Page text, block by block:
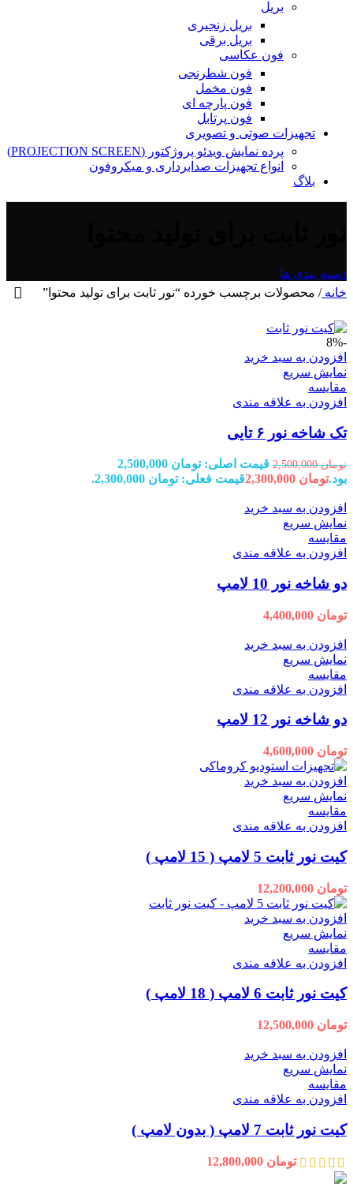
بریل
بریل زنجیری
بریل برقی
فون عکاسی
فون شطرنجی
فون مخمل
فون پارچه ای
فون پرتابل
تجهیزات صوتی و تصویری
پرده نمایش ویدئو پروژکتور (PROJECTION SCREEN)
انواع تجهیزات صدابرداری و میکروفون
بلاگ
دسته بندی ها
خانه/ محصولات برچسب خورده “نور ثابت برای تولید محتوا”
-8%
افزودن به سبد خرید
نمایش سریع
مقايسه
افزودن به علاقه مندی
تک شاخه نور ۶ تایی
تومان2,500,000
قیمت اصلی: تومان 2,500,000
بود.تومان قیمت فعلی: تومان 2,300,000.
افزودن به سبد خرید
نمایش سریع
مقايسه
افزودن به علاقه مندی
دو شاخه نور 10 لامپ
تومان
افزودن به سبد خرید
نمایش سریع
مقايسه
افزودن به علاقه مندی
دو شاخه نور 12 لامپ
تومان
افزودن به سبد خرید
نمایش سریع
مقايسه
افزودن به علاقه مندی
کیت نور ثابت 5 لامپ ( 15 لامپ )
تومان
افزودن به سبد خرید
نمایش سریع
مقايسه
افزودن به علاقه مندی
کیت نور ثابت 6 لامپ ( 18 لامپ )
تومان
افزودن به سبد خرید
نمایش سریع
مقايسه
افزودن به علاقه مندی
کیت نور ثابت 7 لامپ ( بدون لامپ )
تومان